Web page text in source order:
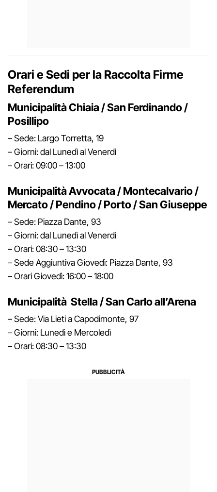
Orari e Sedi per la Raccolta Firme
Referendum
Municipalità Chiaia / San Ferdinando /
Posillipo
– Sede: Largo Torretta, 19
– Giorni: dal Lunedì al Venerdì
– Orari: 09:00 – 13:00
Municipalità Avvocata / Montecalvario /
Mercato / Pendino / Porto / San Giuseppe
– Sede: Piazza Dante, 93
– Giorni: dal Lunedì al Venerdì
– Orari: 08:30 – 13:30
– Sede Aggiuntiva Giovedì: Piazza Dante, 93
– Orari Giovedì: 16:00 – 18:00
Municipalità Stella / San Carlo all’Arena
– Sede: Via Lieti a Capodimonte, 97
– Giorni: Lunedì e Mercoledì
– Orari: 08:30 – 13:30